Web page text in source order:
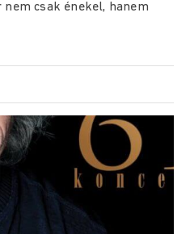
nem csak énekel, hanem